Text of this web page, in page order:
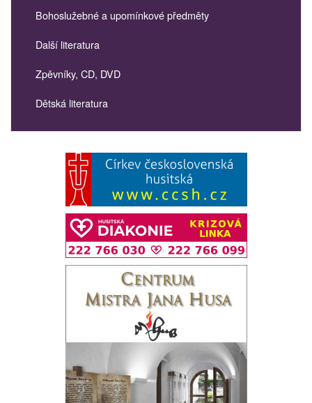
Bohoslužebné a upomínkové předměty
Další literatura
Zpěvníky, CD, DVD
Dětská literatura